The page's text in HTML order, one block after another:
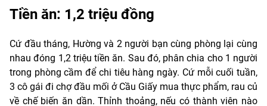
Tiền ăn: 1,2 triệu đồng
Cứ đầu tháng, Hường và 2 người bạn cùng phòng lại cùng
nhau đóng 1,2 triệu tiền ăn. Sau đó, phân chia cho 1 người
trong phòng cầm để chi tiêu hàng ngày. Cứ mỗi cuối tuần,
3 cô gái đi chợ đầu mối ở Cầu Giấy mua thực phẩm, rau củ
về chế biến ăn dần. Thỉnh thoảng, nếu có thành viên nào